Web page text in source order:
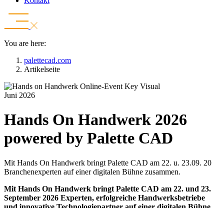
You are here:
palettecad.com
Artikelseite
Juni 2026
Hands On Handwerk 2026
powered by Palette CAD
Mit Hands On Handwerk bringt Palette CAD am 22. u. 23.09. 20
Branchenexperten auf einer digitalen Bühne zusammen.
Mit Hands On Handwerk bringt Palette CAD am 22. und 23.
September 2026 Experten, erfolgreiche Handwerksbetriebe